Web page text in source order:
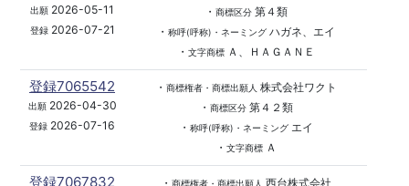
出願 2026-05-11
登録2026-07-21
・ 商標区分第４類
・ 称呼(呼称)・ネーミングハガネ、エイ
・ 文字商標Ａ、ＨＡＧＡＮＥ
登録7065542
出願2026-04-30
登録 2026-07-16
・ 商標権者・商標出願人 株式会社ワクト
・ 商標区分第４２類
・ 称呼(呼称)・ネーミングエイ
・ 文字商標Ａ
登録7067832 ・ 商標権者・商標出願人 西台株式会社